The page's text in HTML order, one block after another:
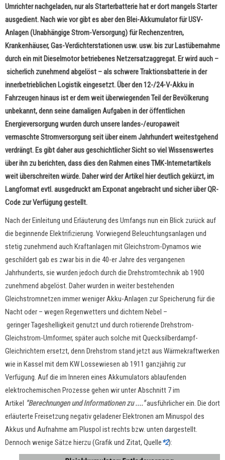
Umrichter nachgeladen, nur als Starterbatterie hat er dort mangels Starter
ausgedient. Nach wie vor gibt es aber den Blei-Akkumulator für USV-
Anlagen (Unabhängige Strom-Versorgung) für Rechenzentren,
Krankenhäuser, Gas-Verdichterstationen usw. usw. bis zur Lastübernahme
durch ein mit Dieselmotor betriebenes Netzersatzaggregat. Er wird auch –
sicherlich zunehmend abgelöst – als schwere Traktionsbatterie in der
innerbetrieblichen Logistik eingesetzt. Über den 12-/24-V-Akku in
Fahrzeugen hinaus ist er dem weit überwiegenden Teil der Bevölkerung
unbekannt, denn seine damaligen Aufgaben in der öffentlichen
Energieversorgung wurden durch unsere landes-/europaweit
vermaschte Stromversorgung seit über einem Jahrhundert weitestgehend
verdrängt. Es gibt daher aus geschichtlicher Sicht so viel Wissenswertes
über ihn zu berichten, dass dies den Rahmen eines TMK-Internetartikels
weit überschreiten würde. Daher wird der Artikel hier deutlich gekürzt, im
Langformat evtl. ausgedruckt am Exponat angebracht und sicher über QR-
Code zur Verfügung gestellt.
Nach der Einleitung und Erläuterung des Umfangs nun ein Blick zurück auf
die beginnende Elektrifizierung. Vorwiegend Beleuchtungsanlagen und
stetig zunehmend auch Kraftanlagen mit Gleichstrom-Dynamos wie
geschildert gab es zwar bis in die 40-er Jahre des vergangenen
Jahrhunderts, sie wurden jedoch durch die Drehstromtechnik ab 1900
zunehmend abgelöst. Daher wurden in weiter bestehenden
Gleichstromnetzen immer weniger Akku-Anlagen zur Speicherung für die
Nacht oder – wegen Regenwetters und dichtem Nebel –
geringerTageshelligkeit genutzt und durch rotierende Drehstrom-
Gleichstrom-Umformer, später auch solche mit Quecksilberdampf-
Gleichrichtern ersetzt, denn Drehstrom stand jetzt aus Wärmekraftwerken
wie in Kassel mit dem KW Lossewiesen ab 1911 ganzjährig zur
Verfügung. Auf die im Inneren eines Akkumulators ablaufenden
elektrochemischen Prozesse gehen wir unter Abschnitt 7 im
Artikel "Berechnungen und Informationen zu ...."ausführlicher ein. Die dort
erläuterte Freisetzung negativ geladener Elektronen am Minuspol des
Akkus und Aufnahme am Pluspol ist rechts bzw. unten dargestellt.
Dennoch wenige Sätze hierzu (Grafik und Zitat, Quelle*2):